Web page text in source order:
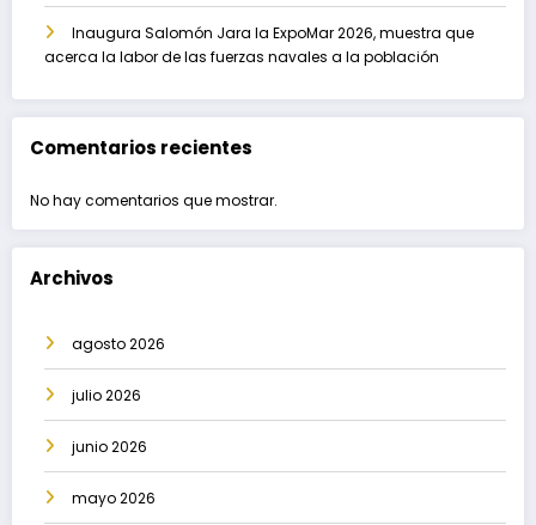
Inaugura Salomón Jara la ExpoMar 2026, muestra que
acerca la labor de las fuerzas navales a la población
Comentarios recientes
No hay comentarios que mostrar.
Archivos
agosto 2026
julio 2026
junio 2026
mayo 2026